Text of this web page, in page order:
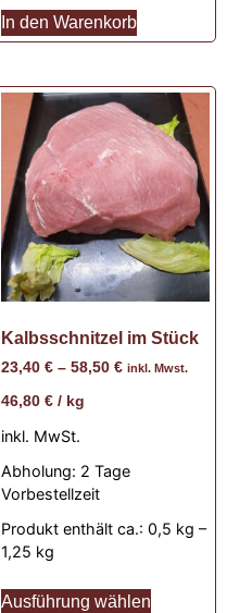
In den Warenkorb
Kalbsschnitzel im Stück
23,40 € – 58,50 € inkl. Mwst.
46,80 € / kg
inkl. MwSt.
Abholung: 2 Tage
Vorbestellzeit
Produkt enthält ca.: 0,5 kg –
1,25 kg
Ausführung wählen